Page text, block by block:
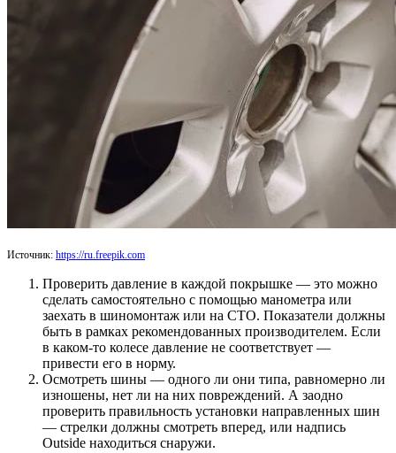
Источник: https://ru.freepik.com
Проверить давление в каждой покрышке — это можно
сделать самостоятельно с помощью манометра или
заехать в шиномонтаж или на СТО. Показатели должны
быть в рамках рекомендованных производителем. Если
в каком-то колесе давление не соответствует —
привести его в норму.
Осмотреть шины — одного ли они типа, равномерно ли
изношены, нет ли на них повреждений. А заодно
проверить правильность установки направленных шин
— стрелки должны смотреть вперед, или надпись
Outside находиться снаружи.